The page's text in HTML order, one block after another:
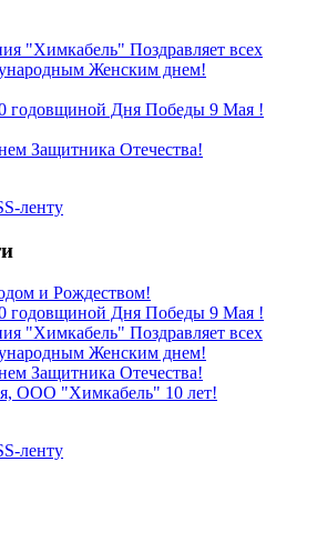
"Химкабель" Поздравляет всех
Женским днем!
годовщиной Дня Победы 9 Мая !
Защитника Отечества!
ленту
и Рождеством!
годовщиной Дня Победы 9 Мая !
"Химкабель" Поздравляет всех
Женским днем!
Защитника Отечества!
ООО "Химкабель" 10 лет!
ленту